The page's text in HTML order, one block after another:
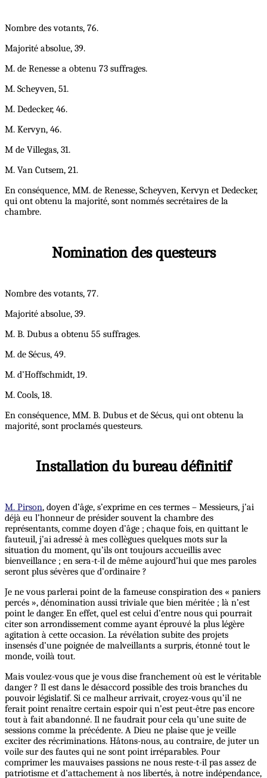
Nombre des votants, 76.
Majorité absolue, 39.
M. de Renesse a obtenu 73 suffrages.
M. Scheyven, 51.
M. Dedecker, 46.
M. Kervyn, 46.
M de Villegas, 31.
M. Van Cutsem, 21.
En conséquence, MM. de Renesse, Scheyven, Kervyn et Dedecker,
qui ont obtenu la majorité, sont nommés secrétaires de la
chambre.
Nomination des questeurs
Nombre des votants, 77.
Majorité absolue, 39.
M. B. Dubus a obtenu 55 suffrages.
M. de Sécus, 49.
M. d’Hoffschmidt, 19.
M. Cools, 18.
En conséquence, MM. B. Dubus et de Sécus, qui ont obtenu la
majorité, sont proclamés questeurs.
Installation du bureau définitif
M. Pirson, doyen d’âge, s’exprime en ces termes – Messieurs, j’ai
déjà eu l’honneur de présider souvent la chambre des
représentants, comme doyen d’âge ; chaque fois, en quittant le
fauteuil, j’ai adressé à mes collègues quelques mots sur la
situation du moment, qu’ils ont toujours accueillis avec
bienveillance ; en sera-t-il de même aujourd’hui que mes paroles
seront plus sévères que d’ordinaire ?
Je ne vous parlerai point de la fameuse conspiration des « paniers
percés », dénomination aussi triviale que bien méritée ; là n’est
point le danger. En effet, quel est celui d’entre nous qui pourrait
citer son arrondissement comme ayant éprouvé la plus légère
agitation à cette occasion. La révélation subite des projets
insensés d’une poignée de malveillants a surpris, étonné tout le
monde, voilà tout.
Mais voulez-vous que je vous dise franchement où est le véritable
danger ? Il est dans le désaccord possible des trois branches du
pouvoir législatif. Si ce malheur arrivait, croyez-vous qu’il ne
ferait point renaître certain espoir qui n’est peut-être pas encore
tout à fait abandonné. Il ne faudrait pour cela qu’une suite de
sessions comme la précédente. A Dieu ne plaise que je veille
exciter des récriminations. Hâtons-nous, au contraire, de juter un
voile sur des fautes qui ne sont point irréparables. Pour
comprimer les mauvaises passions ne nous reste-t-il pas assez de
patriotisme et d’attachement à nos libertés, à notre indépendance,